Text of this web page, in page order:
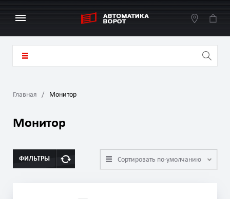
Главная Монитор
Монитор
ФИЛЬТРЫ Сортировать по-умолчанию